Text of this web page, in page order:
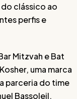
clássico ao
perfis e
Mitzvah e Bat
uma marca
parceria do time
Bassoleil.